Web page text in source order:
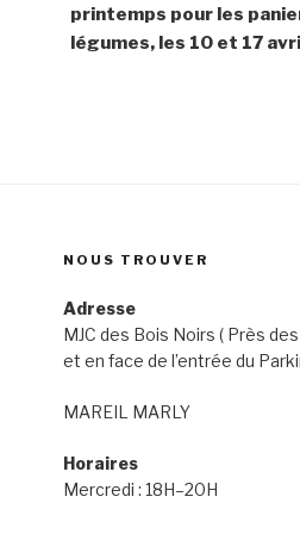
printemps pour les
légumes, les 10 et 17
NOUS TROUVER
Adresse
MJC des Bois Noirs ( Près
et en face de l’entrée du
MAREIL MARLY
Horaires
Mercredi : 18H–20H